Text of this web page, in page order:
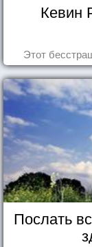
Кевин
Этот
Послать